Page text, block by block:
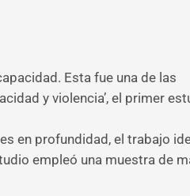
Esta fue una de las
y violencia’, el primer
en profundidad, el trabajo
empleó una muestra de